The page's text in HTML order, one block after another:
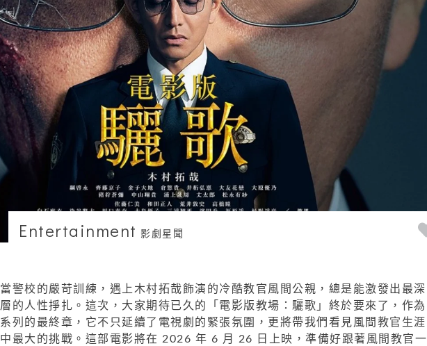
Entertainment 影劇星聞
當警校的嚴苛訓練，遇上木村拓哉飾演的冷酷教官風間公親，總是能激發出最深
層的人性掙扎。這次，大家期待已久的「電影版教場：驪歌」終於要來了，作為
系列的最終章，它不只延續了電視劇的緊張氛圍，更將帶我們看見風間教官生涯
中最大的挑戰。這部電影將在 2026 年 6 月 26 日上映，準備好跟著風間教官一